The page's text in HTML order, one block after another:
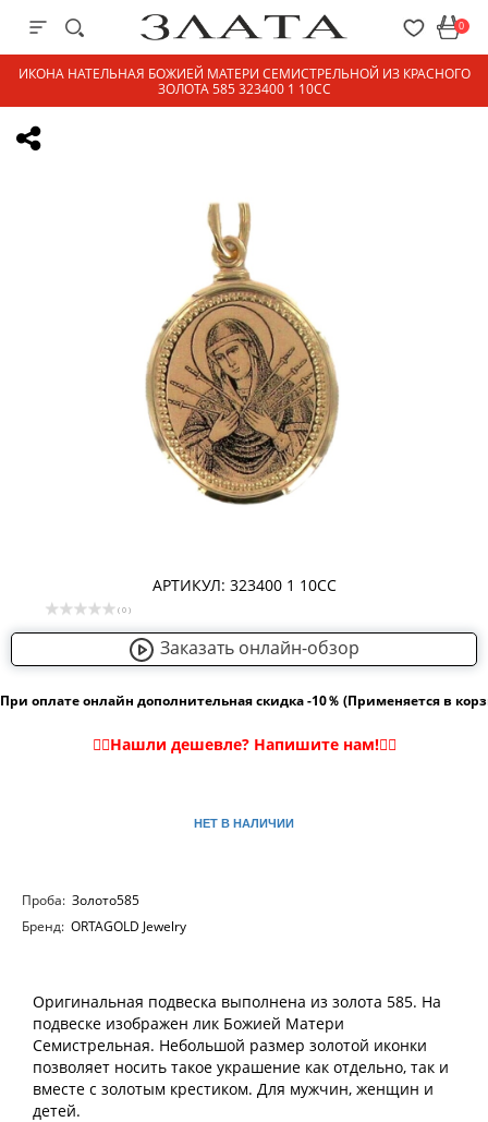
0
ИКОНА НАТЕЛЬНАЯ БОЖИЕЙ МАТЕРИ СЕМИСТРЕЛЬНОЙ ИЗ КРАСНОГО
ЗОЛОТА 585 323400 1 10СС
АРТИКУЛ: 323400 1 10СС
( 0 )
Заказать онлайн-обзор
При оплате онлайн дополнительная скидка -10％ (Применяется в
НЕТ В НАЛИЧИИ
Проба: Золото585
Бренд: ORTAGOLD Jewelry
Оригинальная подвеска выполнена из золота 585. На
подвеске изображен лик Божией Матери
Семистрельная. Небольшой размер золотой иконки
позволяет носить такое украшение как отдельно, так и
вместе с золотым крестиком. Для мужчин, женщин и
детей.